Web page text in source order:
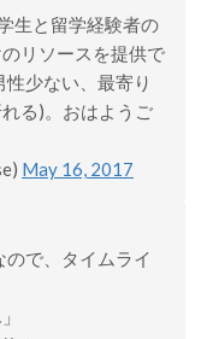
生と留学経験者の
リソースを提供で
少ない、最寄り
る)。おはようご
May 16, 2017
で、タイムライ